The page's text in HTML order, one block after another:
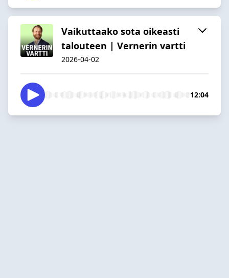
Vaikuttaako sota oikeasti
talouteen | Vernerin vartti
2026-04-02
12:04